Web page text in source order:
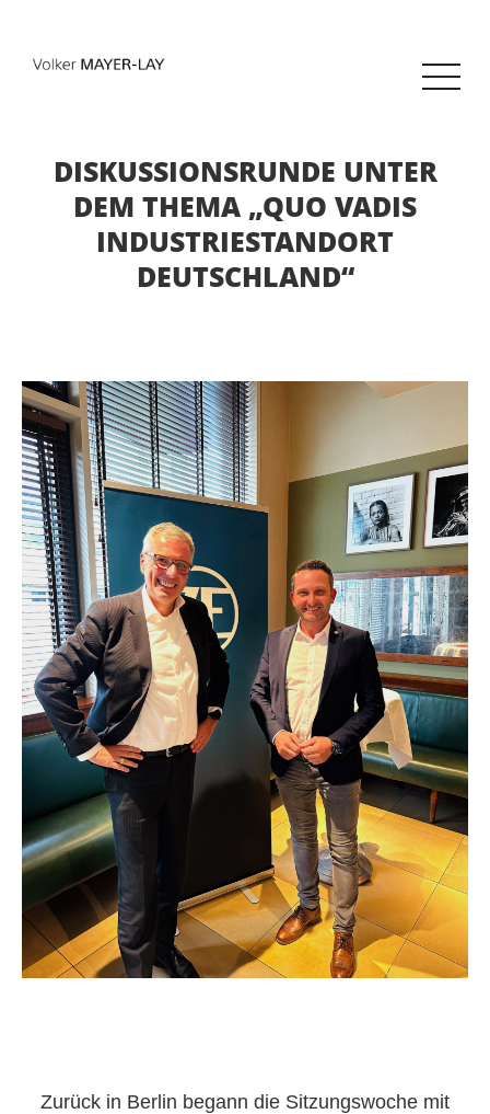
DISKUSSIONSRUNDE UNTER
DEM THEMA „QUO VADIS
INDUSTRIESTANDORT
DEUTSCHLAND“
Zurück in Berlin begann die Sitzungswoche mit